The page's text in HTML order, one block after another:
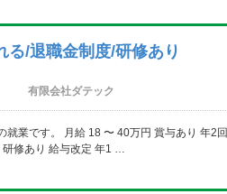
る/退職金制度/研修あり
有限会社ダテック
就業です。 月給 18 〜 40万円 賞与あり 年2
修あり 給与改定 年1 …